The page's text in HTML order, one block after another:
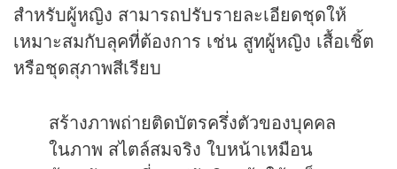
สำหรับผู้หญิง สามารถปรับรายละเอียดชุดให้
เหมาะสมกับลุคที่ต้องการ เช่น สูทผู้หญิง เสื้อเชิ้ต
หรือชุดสุภาพสีเรียบ
สร้างภาพถ่ายติดบัตรครึ่งตัวของบุคคล
ในภาพ สไตล์สมจริง ใบหน้าเหมือน